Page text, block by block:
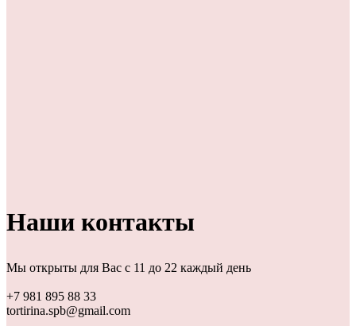
Наши контакты
Мы открыты для Вас с 11 до 22 каждый день
+7 981 895 88 33
tortirina.spb@gmail.com